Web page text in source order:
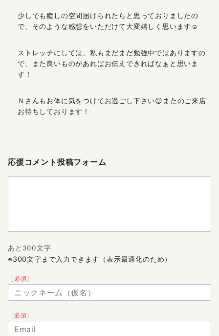
少しでも癒しの空間届けられたらと思っておりましたの
で、そのような感想をいただけて大変嬉しく思います☺️
ストレッチにしては、私もまだまだ勉強中ではありますの
で、また良いものがあればお伝えできればなぁと思いま
す！
Ｎさんもお体に気をつけてお過ごし下さい😌またのご来店
お待ちしております！
応援コメント投稿フォーム
あと300文字
※300文字まで入力できます（表示最適化のため）
［必須］
［必須］